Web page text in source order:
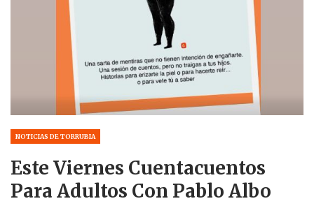
NOTICIAS DE TORRUBIA
Este Viernes Cuentacuentos
Para Adultos Con Pablo Albo